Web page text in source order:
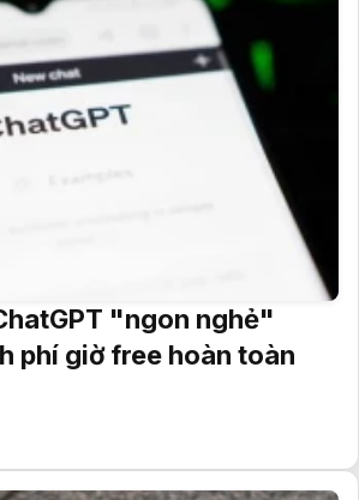
"ngon nghẻ"
phí giờ free hoàn toàn